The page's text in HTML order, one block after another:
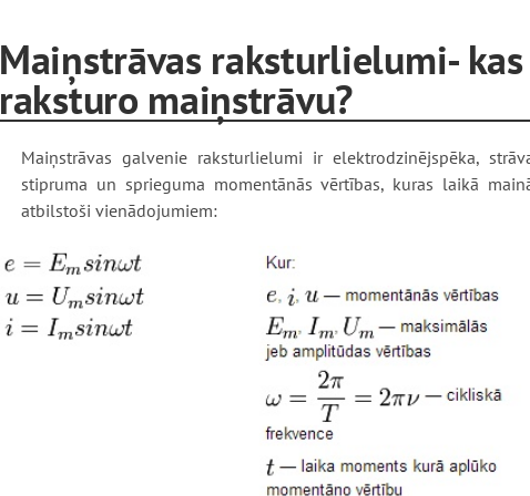
Maiņstrāvas raksturlielumi- kas
raksturo maiņstrāvu?
Maiņstrāvas galvenie raksturlielumi ir elektrodzinējspēka,
stipruma un sprieguma momentānās vērtības, kuras laikā
atbilstoši vienādojumiem: